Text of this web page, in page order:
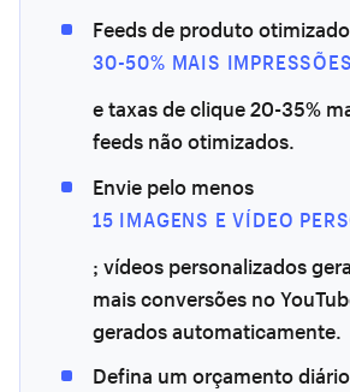
Feeds de produto
30-50% MAIS IMPRESSÕES
e taxas de clique 20-35%
feeds não otimizados.
Envie pelo menos
15 IMAGENS E VÍDEO
; vídeos personalizados
mais conversões no
gerados automaticamente.
Defina um orçamento